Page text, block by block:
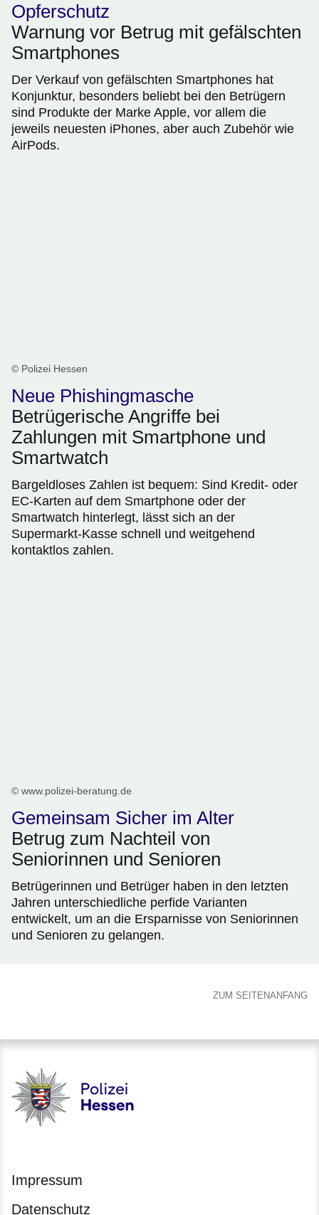
Opferschutz
Warnung vor Betrug mit gefälschten
Smartphones
Der Verkauf von gefälschten Smartphones hat
Konjunktur, besonders beliebt bei den Betrügern
sind Produkte der Marke Apple, vor allem die
jeweils neuesten iPhones, aber auch Zubehör wie
AirPods.
© Polizei Hessen
Neue Phishingmasche
Betrügerische Angriffe bei
Zahlungen mit Smartphone und
Smartwatch
Bargeldloses Zahlen ist bequem: Sind Kredit- oder
EC-Karten auf dem Smartphone oder der
Smartwatch hinterlegt, lässt sich an der
Supermarkt-Kasse schnell und weitgehend
kontaktlos zahlen.
© www.polizei-beratung.de
Gemeinsam Sicher im Alter
Betrug zum Nachteil von
Seniorinnen und Senioren
Betrügerinnen und Betrüger haben in den letzten
Jahren unterschiedliche perfide Varianten
entwickelt, um an die Ersparnisse von Seniorinnen
und Senioren zu gelangen.
ZUM SEITENANFANG
Polizei - Polizei.hessen.de
Impressum
Datenschutz